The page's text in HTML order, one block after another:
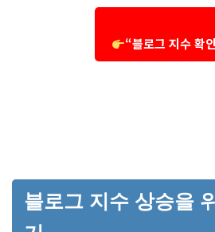
“블로그 지수 확
블로그 지수 상승을